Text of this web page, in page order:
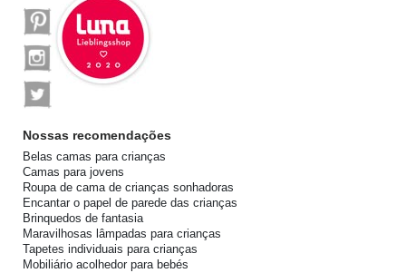
Nossas recomendações
Belas camas para crianças
Camas para jovens
Roupa de cama de crianças sonhadoras
Encantar o papel de parede das crianças
Brinquedos de fantasia
Maravilhosas lâmpadas para crianças
Tapetes individuais para crianças
Mobiliário acolhedor para bebés